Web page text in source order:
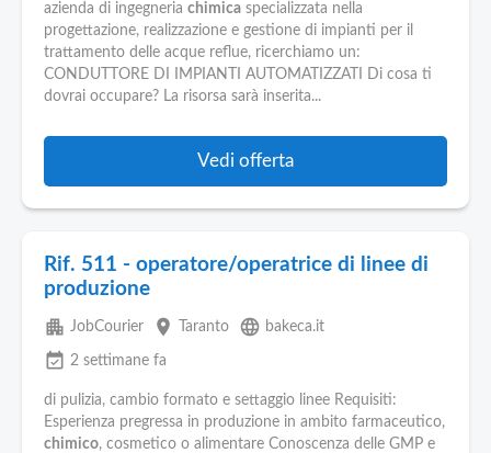
azienda di ingegneria chimica specializzata nella
progettazione, realizzazione e gestione di impianti per il
trattamento delle acque reflue, ricerchiamo un:
CONDUTTORE DI IMPIANTI AUTOMATIZZATI Di cosa ti
dovrai occupare? La risorsa sarà inserita...
Vedi offerta
Rif. 511 - operatore/operatrice di linee di
produzione
apartment JobCourier place Taranto language bakeca.it
event_available 2 settimane fa
di pulizia, cambio formato e settaggio linee Requisiti:
Esperienza pregressa in produzione in ambito farmaceutico,
chimico, cosmetico o alimentare Conoscenza delle GMP e